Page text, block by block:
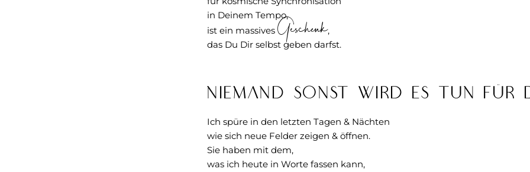
in Deinem Tempo,
ist ein massives Geschenk,
das Du Dir selbst geben darfst.
Niemand sonst wird es tun für
Ich spüre in den letzten Tagen & Nächten
wie sich neue Felder zeigen & öffnen.
Sie haben mit dem,
was ich heute in Worte fassen kann,